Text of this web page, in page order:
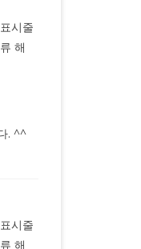
시줄
해
. ^^
시줄
해